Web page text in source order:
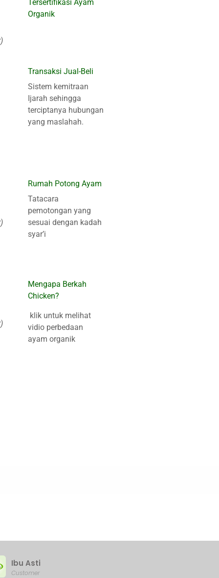
Tersertifikasi Ayam
Organik
Transaksi Jual-Beli
Sistem kemitraan
Ijarah sehingga
terciptanya hubungan
yang maslahah.
Rumah Potong Ayam
Tatacara
pemotongan yang
sesuai dengan kadah
syar’i
Mengapa Berkah
Chicken?
klik untuk melihat
vidio perbedaan
ayam organik
Ibu Asti
Customer